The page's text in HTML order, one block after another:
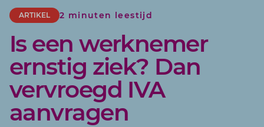
ARTIKEL 2 minuten leestijd
Is een werknemer
ernstig ziek? Dan
vervroegd IVA
aanvragen